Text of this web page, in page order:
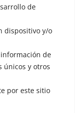
de
dispositivo y/o
de
únicos y otros
por este sitio